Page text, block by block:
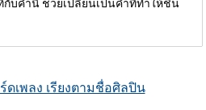
กับคำนี้ ช่วยเปลี่ยนเป็นคำที่ทำให้ชื่น
ดเพลง เรียงตามชื่อศิลปิน